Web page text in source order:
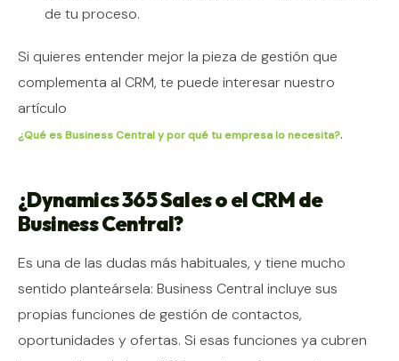
de tu proceso.
Si quieres entender mejor la pieza de gestión que
complementa al CRM, te puede interesar nuestro
artículo
¿Qué es Business Central y por qué tu empresa lo necesita?.
¿Dynamics 365 Sales o el CRM de
Business Central?
Es una de las dudas más habituales, y tiene mucho
sentido planteársela: Business Central incluye sus
propias funciones de gestión de contactos,
oportunidades y ofertas. Si esas funciones ya cubren